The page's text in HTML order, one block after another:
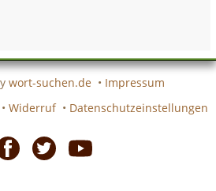
wort-suchen.de • Impressum
• Widerruf • Datenschutzeinstellungen